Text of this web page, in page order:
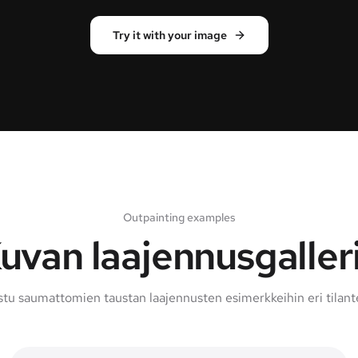
Try it with your image
Outpainting examples
saumattomien taustan laajennusten esimerkkeihin eri